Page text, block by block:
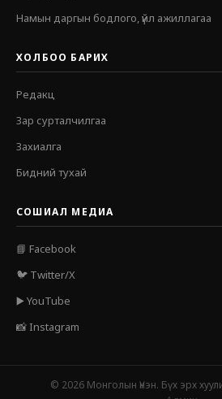
Намын даргын бодлого, үйл ажиллагаа
ХОЛБОО БАРИХ
Редакц
Зар сурталчилгаа
Захиалга
Бидний тухай
СОШИАЛ МЕДИА
📘 Facebook
🐦 Twitter/X
▶️ YouTube
📸 Instagram
© 2026 Монголын Үнэн. Бүх эрх